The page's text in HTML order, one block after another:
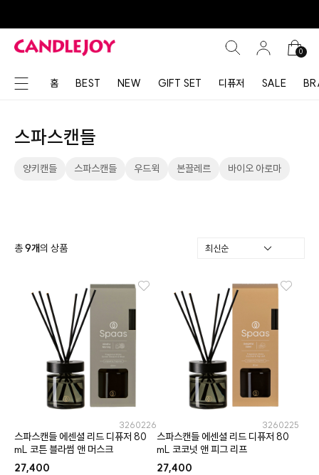
0
홈 BEST NEW GIFT SET 디퓨저 SALE
스파스캔들
양키캔들 스파스캔들 우드윅 본끌레르 바이오 아로마
총9개의 상품
3260226
스파스캔들 에센셜 리드 디퓨저 80
mL 코튼 블라썸 앤 머스크
27,400
3260225
스파스캔들 에센셜 리드 디퓨저 80
mL 코코넛 앤 피그 리프
27,400